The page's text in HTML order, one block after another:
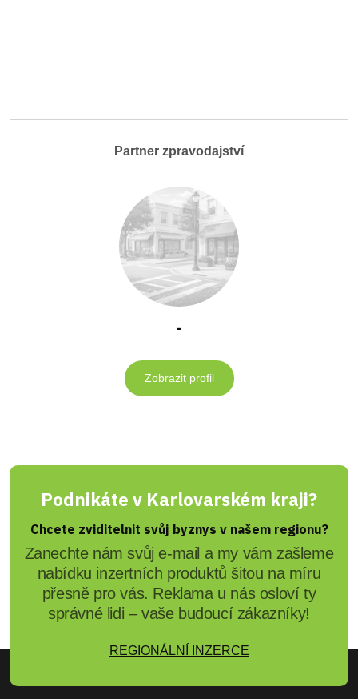
Partner zpravodajství
-
Zobrazit profil
Podnikáte v Karlovarském kraji?
Chcete zviditelnit svůj byznys v našem regionu?
Zanechte nám svůj e-mail a my vám zašleme
nabídku inzertních produktů šitou na míru
přesně pro vás. Reklama u nás osloví ty
správné lidi – vaše budoucí zákazníky!
REGIONÁLNÍ INZERCE